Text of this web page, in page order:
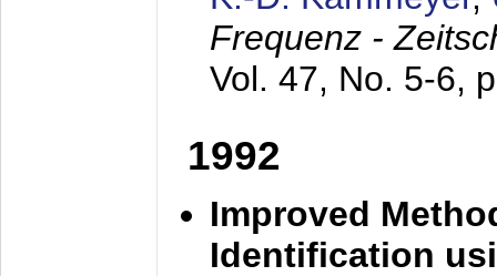
Frequenz -
Vol. 47, No. 5-6,
1992
Improved
Identification